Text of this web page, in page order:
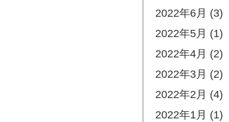
2022年6月 (3)
2022年5月 (1)
2022年4月 (2)
2022年3月 (2)
2022年2月 (4)
2022年1月 (1)